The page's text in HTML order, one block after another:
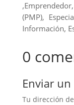
(PMP),
Información,
0
Enviar
Tu dirección